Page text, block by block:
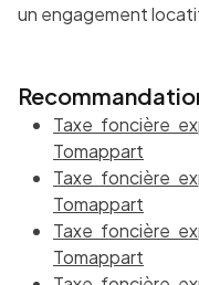
un engagement
Taxe foncière
Tomappart
Taxe foncière
Tomappart
Taxe foncière
Tomappart